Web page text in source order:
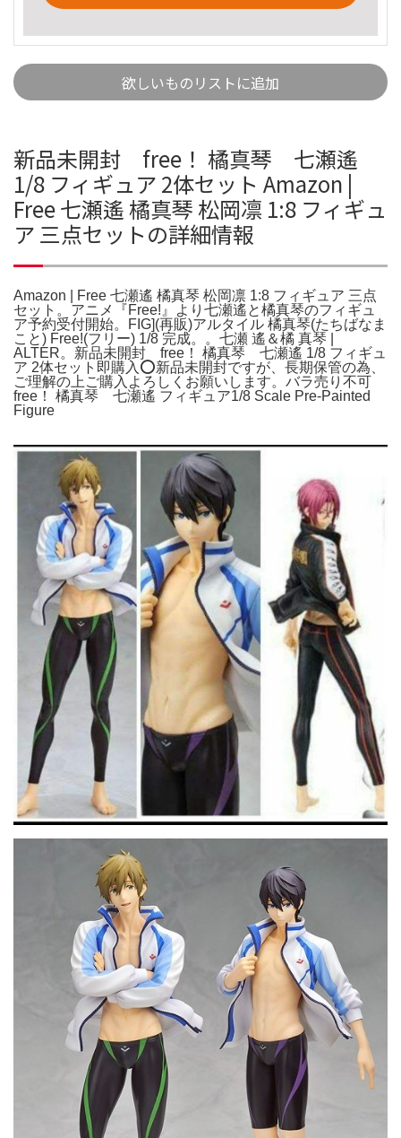
欲しいものリストに追加
新品未開封 free！ 橘真琴 七瀬遙
1/8 フィギュア 2体セット Amazon |
Free 七瀬遙 橘真琴 松岡凛 1:8 フィギュ
ア 三点セットの詳細情報
Amazon | Free 七瀬遙 橘真琴 松岡凛 1:8 フィギュア 三点
セット。アニメ『Free!』より七瀬遙と橘真琴のフィギュ
ア予約受付開始。FIG](再販)アルタイル 橘真琴(たちばなま
こと) Free!(フリー) 1/8 完成。。七瀬 遙＆橘 真琴 |
ALTER。新品未開封 free！ 橘真琴 七瀬遙 1/8 フィギュ
ア 2体セット即購入⭕️新品未開封ですが、長期保管の為、
ご理解の上ご購入よろしくお願いします。バラ売り不可
free！ 橘真琴 七瀬遙 フィギュア1/8 Scale Pre-Painted
Figure